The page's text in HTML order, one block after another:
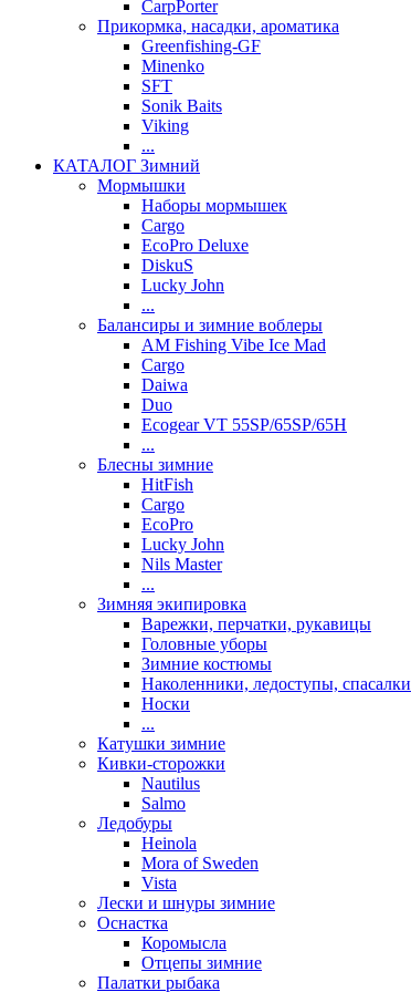
CarpPorter
Прикормка, насадки, ароматика
Greenfishing-GF
Minenko
SFT
Sonik Baits
Viking
...
КАТАЛОГ Зимний
Мормышки
Наборы мормышек
Cargo
EcoPro Deluxe
DiskuS
Lucky John
...
Балансиры и зимние воблеры
AM Fishing Vibe Ice Mad
Cargo
Daiwa
Duo
Ecogear VT 55SP/65SP/65H
...
Блесны зимние
HitFish
Cargo
EcoPro
Lucky John
Nils Master
...
Зимняя экипировка
Варежки, перчатки, рукавицы
Головные уборы
Зимние костюмы
Наколенники, ледоступы, спасалки
Носки
...
Катушки зимние
Кивки-сторожки
Nautilus
Salmo
Ледобуры
Heinola
Mora of Sweden
Vista
Лески и шнуры зимние
Оснастка
Коромысла
Отцепы зимние
Палатки рыбака